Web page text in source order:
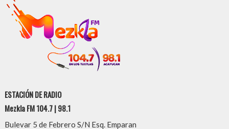
ESTACIÓN DE RADIO
Mezkla FM 104.7 | 98.1
Bulevar 5 de Febrero S/N Esq. Emparan